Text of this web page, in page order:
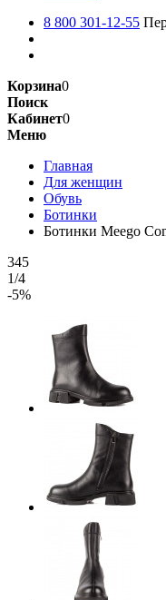
8 800 301-12-55
Корзина0
Поиск
Кабинет0
Меню
Главная
Для женщин
Обувь
Ботинки
Ботинки Meego
345
1/4
-5%